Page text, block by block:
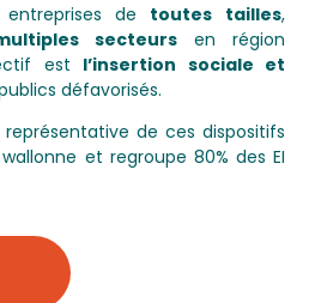
de toutes tailles,
secteurs en région
est l’insertion sociale et
défavorisés.
de ces dispositifs
et regroupe 80% des EI